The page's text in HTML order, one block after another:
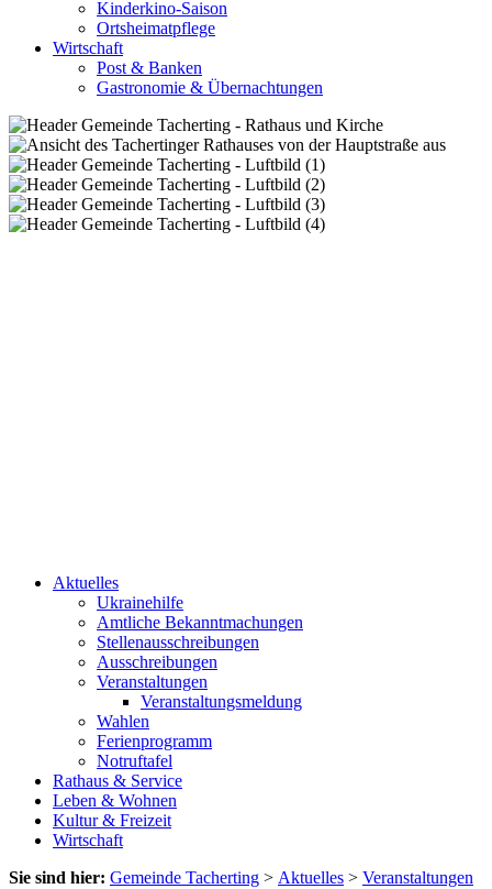
Kinderkino-Saison
Ortsheimatpflege
Wirtschaft
Post & Banken
Gastronomie & Übernachtungen
Aktuelles
Ukrainehilfe
Amtliche Bekanntmachungen
Stellenausschreibungen
Ausschreibungen
Veranstaltungen
Veranstaltungsmeldung
Wahlen
Ferienprogramm
Notruftafel
Rathaus & Service
Leben & Wohnen
Kultur & Freizeit
Wirtschaft
Sie sind hier: Gemeinde Tacherting > Aktuelles > Veranstaltungen